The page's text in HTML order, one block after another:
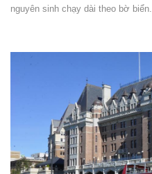
nguyên sinh chạy dài theo bờ biển.